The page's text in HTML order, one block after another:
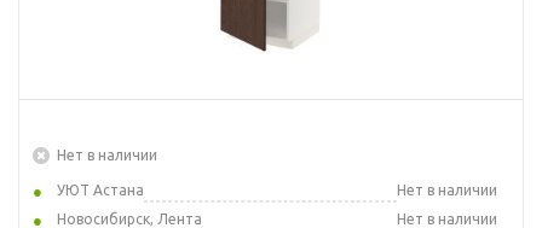
Нет в наличии
УЮТ Астана
Нет в наличии
Новосибирск, Лента
Нет в наличии